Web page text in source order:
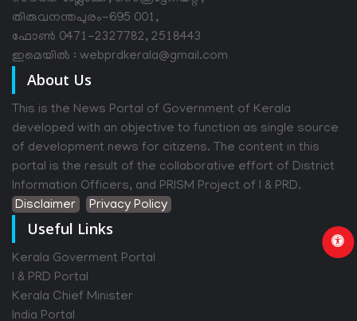
തിരുവനന്തപുരം-695 001,
ഫോൺ 0471-2327782, 2518443
ഇമെയിൽ : webprdkerala@gmail.com
About Us
This is the News Portal of Government of Kerala
developed with an objective to function as single source
of development news for citizens. The content in this
portal is the result of the collaborative effort of District
Information Officers, and PRISM Project of I & PRD.
Disclaimer
Privacy Policy
Useful Links
Kerala Goverment Portal
I & PRD Portal
Kerala Chief Minister
India Portal